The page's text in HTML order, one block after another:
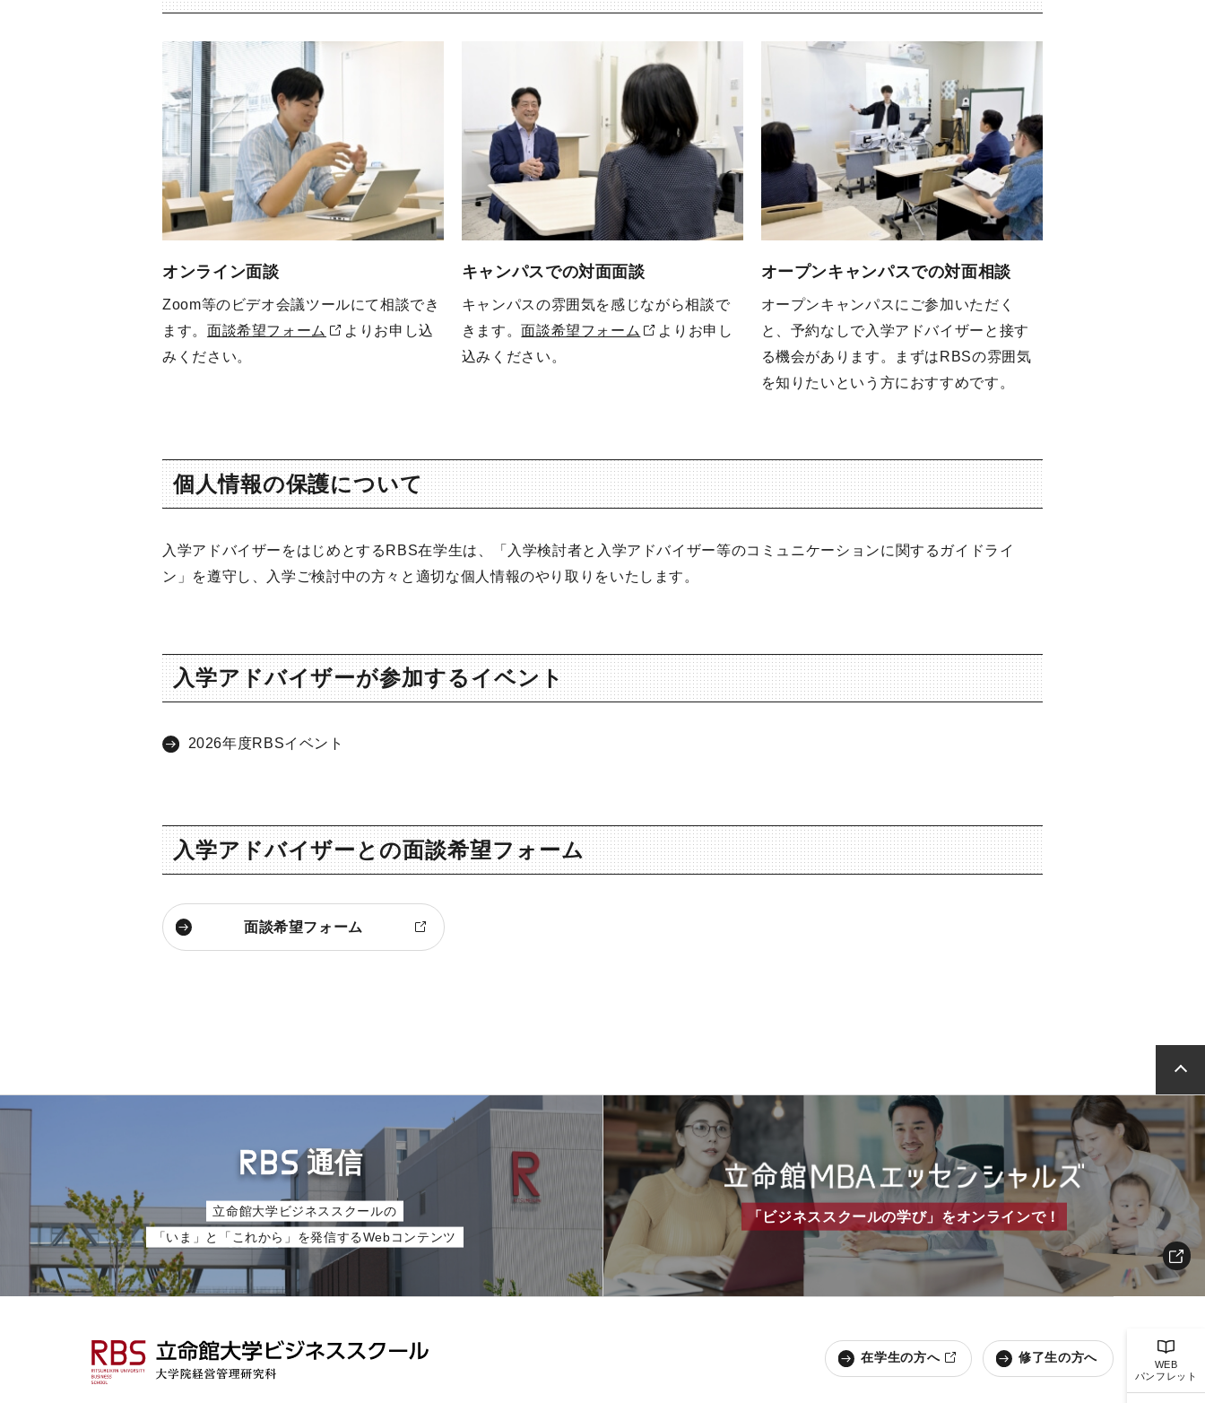
オンライン面談
Zoom等のビデオ会議ツールにて相談でき
ます。 面談希望フォーム
よりお申し込
みください。
キャンパスでの対面面談
キャンパスの雰囲気を感じながら相談で
きます。面談希望フォーム
よりお申し
込みください。
オープンキャンパスでの対面相談
オープンキャンパスにご参加いただく
と、予約なしで入学アドバイザーと接す
る機会があります。まずはRBSの雰囲気
を知りたいという方におすすめです。
個人情報の保護について
入学アドバイザーをはじめとするRBS在学生は、「入学検討者と入学アドバイザー等のコミュニケーションに関するガイドライ
ン」を遵守し、入学ご検討中の方々と適切な個人情報のやり取りをいたします。
入学アドバイザーが参加するイベント
2026年度RBSイベント
入学アドバイザーとの面談希望フォーム
面談希望フォーム
RBS 通信
立命館大学ビジネススクールの
「いま」と「これから」を発信するWebコンテンツ
「ビジネススクールの学び」をオンラインで！
在学生の方へ 修了生の方へ
WEB
パンフレット